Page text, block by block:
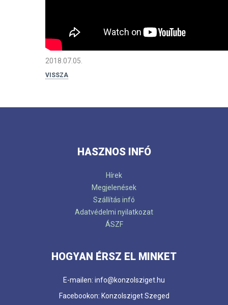
2018.07.05.
VISSZA
HASZNOS INFÓ
Hírek
Megjelenések
Szállítás infó
Adatvédelmi nyilatkozat
ÁSZF
HOGYAN ÉRSZ EL MINKET
E-mailen: info@konzolsziget.hu
Facebookon: Konzolsziget Szeged